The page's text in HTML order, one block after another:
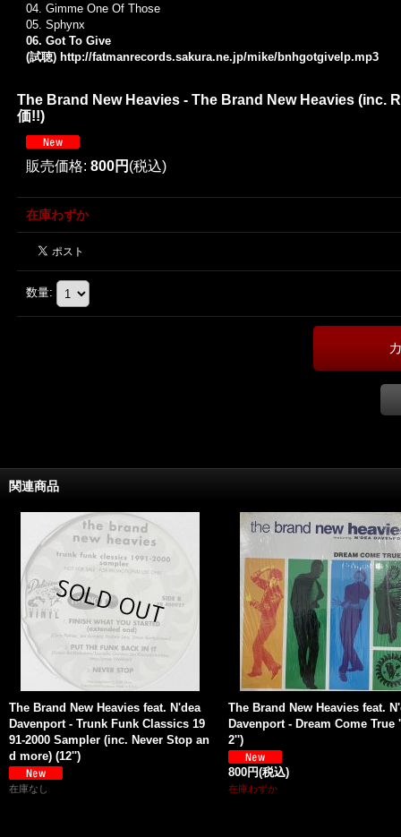
04. Gimme One Of Those
05. Sphynx
06. Got To Give
(試聴) http://fatmanrecords.sakura.ne.jp/mike/bnhgotgivelp.mp3
The Brand New Heavies - The Brand New Heavies (inc.
価!!)
販売価格: 800円 (税込)
在庫わずか
数量:
関連商品
The Brand New Heavies feat. N'dea
Davenport - Trunk Funk Classics 19
91-2000 Sampler (inc. Never Stop an
d more) (12'')
在庫なし
The Brand New Heavies feat.
Davenport - Dream Come True
2'')
800円(税込)
在庫わずか